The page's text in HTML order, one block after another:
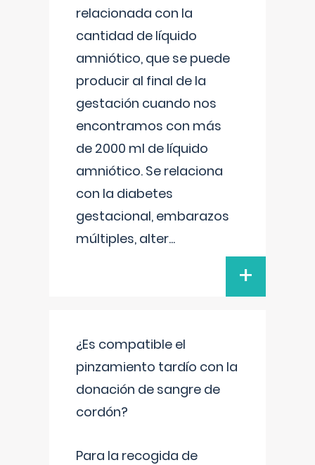
relacionada con la
cantidad de líquido
amniótico, que se puede
producir al final de la
gestación cuando nos
encontramos con más
de 2000 ml de líquido
amniótico. Se relaciona
con la diabetes
gestacional, embarazos
múltiples, alter...
+
¿Es compatible el
pinzamiento tardío con la
donación de sangre de
cordón?
Para la recogida de